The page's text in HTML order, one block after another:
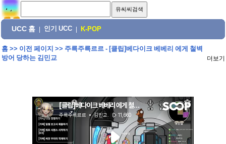
UCC 홈 인기 UCC K-POP
홈>> 이전 페이지 >> 주륵주륵르르 - [클립]베다이크 베베리 에게 철벽
방어 당하는 김민교
더보기